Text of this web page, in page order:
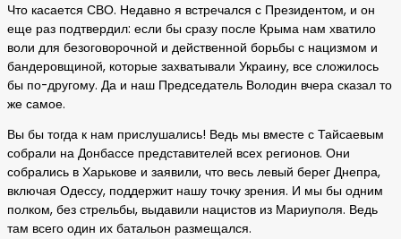
Что касается СВО. Недавно я встречался с Президентом, и он
еще раз подтвердил: если бы сразу после Крыма нам хватило
воли для безоговорочной и действенной борьбы с нацизмом и
бандеровщиной, которые захватывали Украину, все сложилось
бы по-другому. Да и наш Председатель Володин вчера сказал то
же самое.
Вы бы тогда к нам прислушались! Ведь мы вместе с Тайсаевым
собрали на Донбассе представителей всех регионов. Они
собрались в Харькове и заявили, что весь левый берег Днепра,
включая Одессу, поддержит нашу точку зрения. И мы бы одним
полком, без стрельбы, выдавили нацистов из Мариуполя. Ведь
там всего один их батальон размещался.